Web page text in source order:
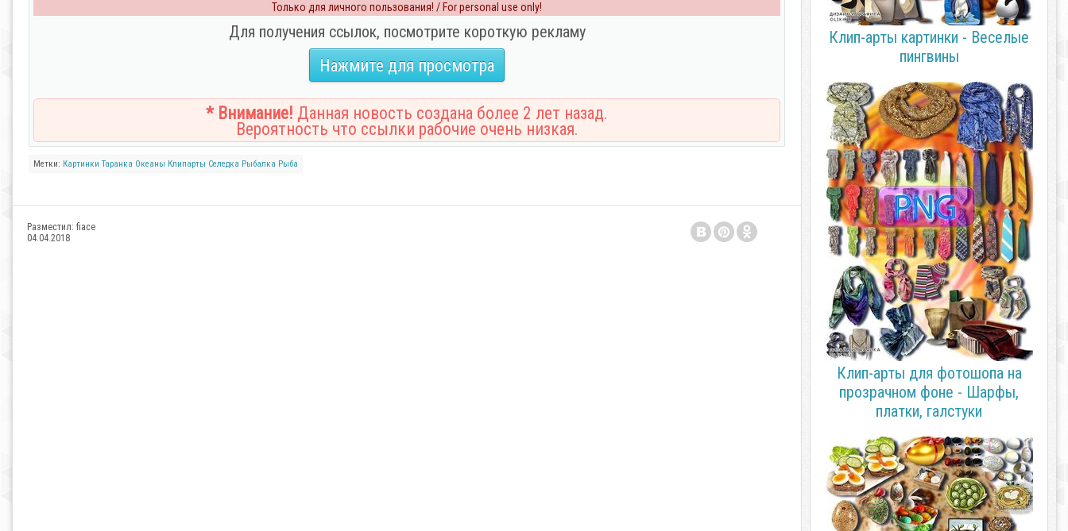
Только для личного пользования! / For personal use only!
Для получения ссылок, посмотрите короткую рекламу
Нажмите для просмотра
* Внимание! Данная новость создана более 2 лет назад.
Вероятность что ссылки рабочие очень низкая.
Метки: Картинки Таранка Океаны Клипарты Селедка Рыбалка Рыба
Разместил: fiace
04.04.2018
Клип-арты картинки - Веселые
пингвины
Клип-арты для фотошопа на
прозрачном фоне - Шарфы,
платки, галстуки